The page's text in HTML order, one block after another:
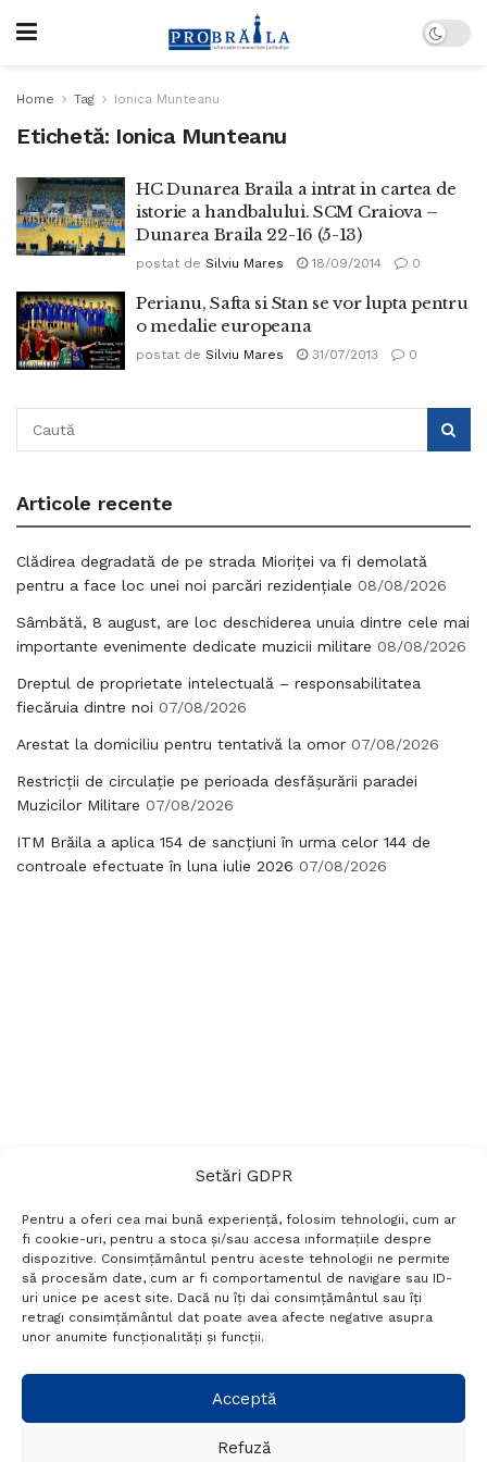
Setări GDPR
Pentru a oferi cea mai bună experiență, folosim tehnologii, cum ar
fi cookie-uri, pentru a stoca și/sau accesa informațiile despre
dispozitive. Consimțământul pentru aceste tehnologii ne permite
să procesăm date, cum ar fi comportamentul de navigare sau ID-
uri unice pe acest site. Dacă nu îți dai consimțământul sau îți
retragi consimțământul dat poate avea afecte negative asupra
unor anumite funcționalități și funcții.
Acceptă
Refuză
Home Tag Ionica Munteanu
Etichetă: Ionica Munteanu
HC Dunarea Braila a intrat in cartea de
istorie a handbalului. SCM Craiova –
Dunarea Braila 22-16 (5-13)
postat de Silviu Mares 18/09/2014 0
Perianu, Safta si Stan se vor lupta pentru
o medalie europeana
postat de Silviu Mares 31/07/2013 0
Articole recente
Clădirea degradată de pe strada Mioriței va fi demolată
pentru a face loc unei noi parcări rezidențiale 08/08/2026
Sâmbătă, 8 august, are loc deschiderea unuia dintre cele mai
importante evenimente dedicate muzicii militare 08/08/2026
Dreptul de proprietate intelectuală – responsabilitatea
fiecăruia dintre noi 07/08/2026
Arestat la domiciliu pentru tentativă la omor 07/08/2026
Restricții de circulație pe perioada desfășurării paradei
Muzicilor Militare 07/08/2026
ITM Brăila a aplica 154 de sancțiuni în urma celor 144 de
controale efectuate în luna iulie 2026 07/08/2026
Termeni si conditii
Politică de confidențialitate
Politica cookies
Setări GDPR
+40 788 760 194